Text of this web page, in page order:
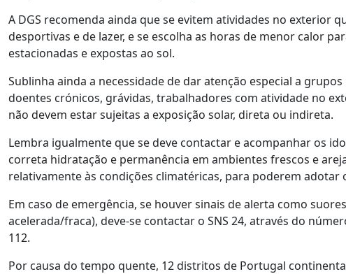
A DGS recomenda ainda que se evitem atividades no exterior
desportivas e de lazer, e se escolha as horas de menor calor
estacionadas e expostas ao sol.
Sublinha ainda a necessidade de dar atenção especial a
doentes crónicos, grávidas, trabalhadores com atividade no
não devem estar sujeitas a exposição solar, direta ou indireta.
Lembra igualmente que se deve contactar e acompanhar os
correta hidratação e permanência em ambientes frescos e
relativamente às condições climatéricas, para poderem adotar
Em caso de emergência, se houver sinais de alerta como
acelerada/fraca), deve-se contactar o SNS 24, através do
112.
Por causa do tempo quente, 12 distritos de Portugal